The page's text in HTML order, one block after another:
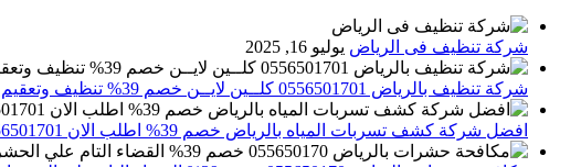
شركة تنظيف فى الرياض يوليو 16, 2025
شركة تنظيف بالرياض 0556501701 كلــين لايــن خصم 39% تنظيف وتعقيم المنازل باحدث الاجهزة
افضل شركة كشف تسربات المياه بالرياض خصم 39% اطلب الان 0556501701‬‏ – تقارير معتمدة